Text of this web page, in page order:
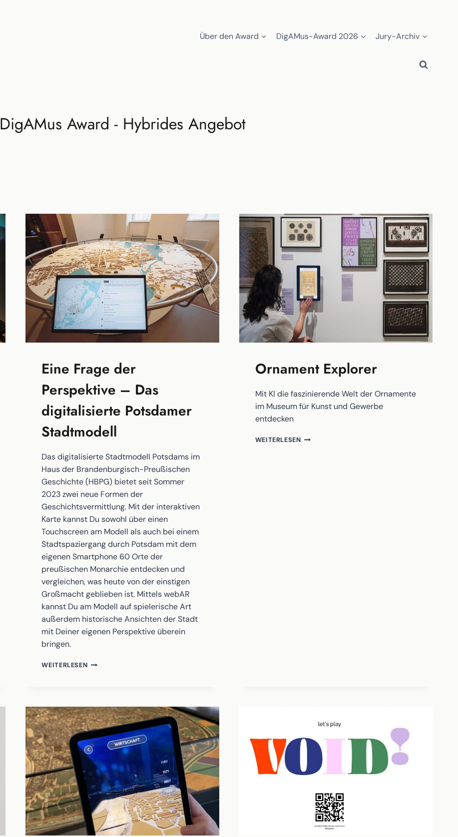
Über den Award DigAMus-Award 2026 Jury-Archiv
DigAMus Award - Hybrides Angebot
Eine Frage der
Perspektive – Das
digitalisierte Potsdamer
Stadtmodell
Das digitalisierte Stadtmodell Potsdams im
Haus der Brandenburgisch-Preußischen
Geschichte (HBPG) bietet seit Sommer
2023 zwei neue Formen der
Geschichtsvermittlung. Mit der interaktiven
Karte kannst Du sowohl über einen
Touchscreen am Modell als auch bei einem
Stadtspaziergang durch Potsdam mit dem
eigenen Smartphone 60 Orte der
preußischen Monarchie entdecken und
vergleichen, was heute von der einstigen
Großmacht geblieben ist. Mittels webAR
kannst Du am Modell auf spielerische Art
außerdem historische Ansichten der Stadt
mit Deiner eigenen Perspektive überein
bringen.
WEITERLESENEINE
DAS
DIGITALISIERTE
POTSDAMER
STADTMODELL
Ornament Explorer
Mit KI die faszinierende Welt der Ornamente
im Museum für Kunst und Gewerbe
entdecken
WEITERLESENORNAMENT